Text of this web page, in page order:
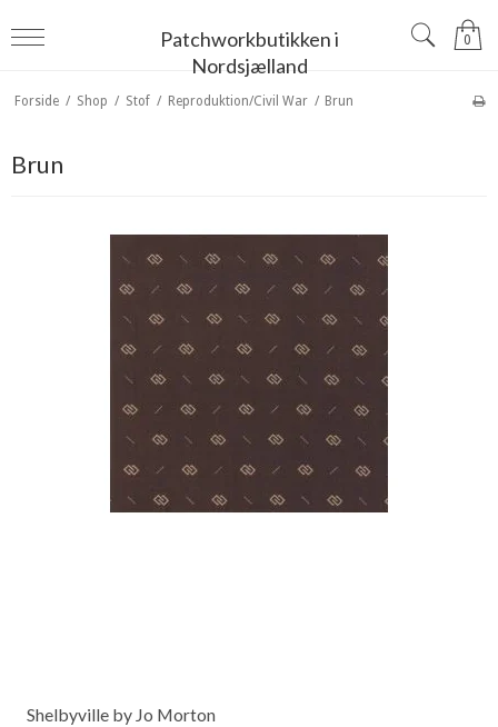
Patchworkbutikken i
Nordsjælland
0
Forside / Shop / Stof / Reproduktion/Civil War / Brun
Brun
Shelbyville by Jo Morton